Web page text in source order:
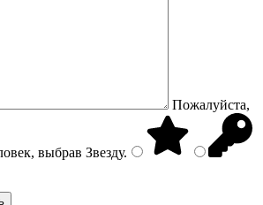
Пожалуйста,
выбрав Звезду.